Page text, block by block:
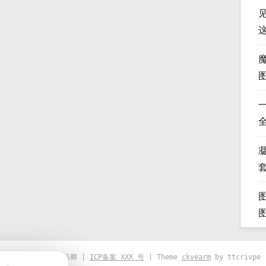
© 2021-2026 优马卿 | ICP备案 XXX 号| Theme ckvearmby ttcrivpe